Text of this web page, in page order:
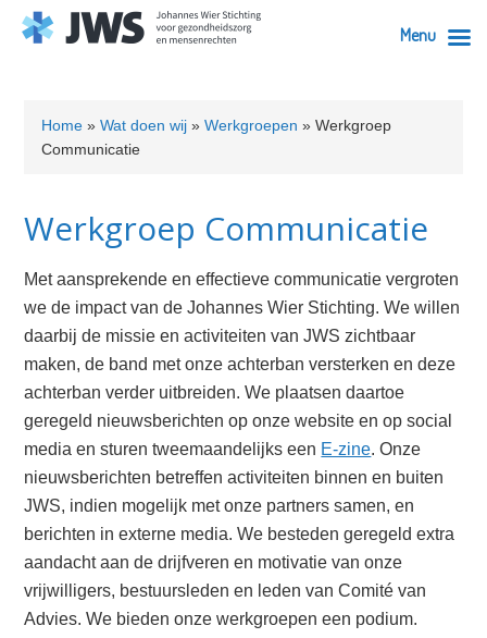
primary
content
primary
secondary
footer
Home »Wat doen wij »Werkgroepen »Werkgroep
Communicatie
Werkgroep Communicatie
Met aansprekende en effectieve communicatie vergroten
we de impact van de Johannes Wier Stichting. We willen
daarbij de missie en activiteiten van JWS zichtbaar
maken, de band met onze achterban versterken en deze
achterban verder uitbreiden. We plaatsen daartoe
geregeld nieuwsberichten op onze website en op social
media en sturen tweemaandelijks een E-zine. Onze
nieuwsberichten betreffen activiteiten binnen en buiten
JWS, indien mogelijk met onze partners samen, en
berichten in externe media. We besteden geregeld extra
aandacht aan de drijfveren en motivatie van onze
vrijwilligers, bestuursleden en leden van Comité van
Advies. We bieden onze werkgroepen een podium.
Menu